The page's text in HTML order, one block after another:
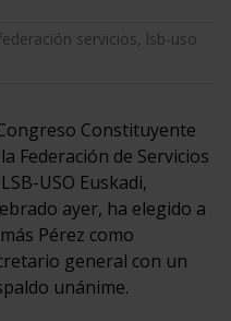
servicios, lsb-uso
Constituyente
Federación de Servicios
USO Euskadi,
ayer, ha elegido a
Pérez como
general con un
unánime.